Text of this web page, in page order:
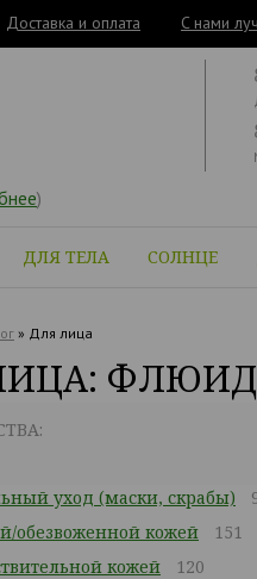
Доставка и оплата C нами
)
ДЛЯ ТЕЛА СОЛНЦЕ
» Для лица
ФЛЮИД
уход (маски, скрабы)
обезвоженной кожей
151
кожей
120